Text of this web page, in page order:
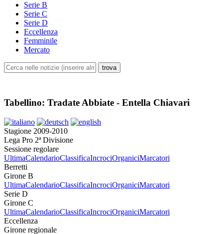
Serie B
Serie C
Serie D
Eccellenza
Femminile
Mercato
Tabellino: Tradate Abbiate - Entella Chiavari
Stagione 2009-2010
Lega Pro 2ª Divisione
Sessione regolare
UltimaCalendarioClassificaIncrociOrganiciMarcatori
Berretti
Girone B
UltimaCalendarioClassificaIncrociOrganiciMarcatori
Serie D
Girone C
UltimaCalendarioClassificaIncrociOrganiciMarcatori
Eccellenza
Girone regionale